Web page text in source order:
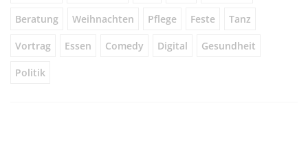
Beratung Weihnachten Pflege Feste Tanz
Vortrag Essen Comedy Digital Gesundheit
Politik